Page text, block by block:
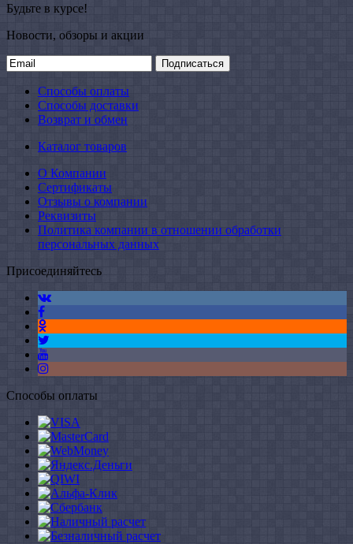
Будьте в курсе!
Новости, обзоры и акции
Подписаться
Способы оплаты
Способы доставки
Возврат и обмен
Каталог товаров
О Компании
Сертификаты
Отзывы о компании
Реквизиты
Политика компании в отношении обработки
персональных данных
Присоединяйтесь
Способы оплаты